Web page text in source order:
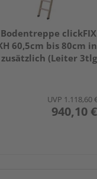
clickFIX
60,5cm bis 80cm
(Leiter
UVP 1.118,60
940,10 €